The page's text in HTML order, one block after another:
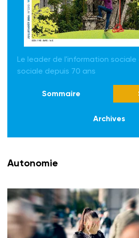
Le leader de l'information
sociale depuis 70 ans
Sommaire
Archives
Autonomie